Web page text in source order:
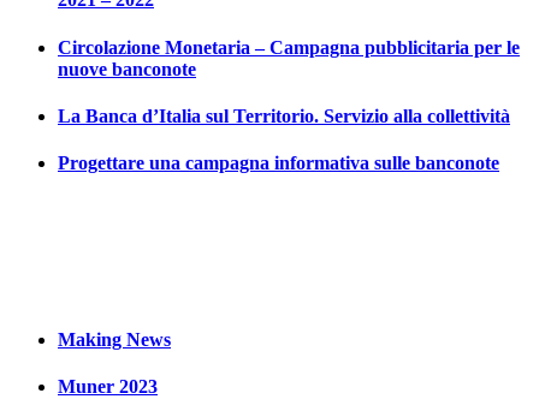
Circolazione Monetaria –Campagna pubblicitaria per le
nuove banconote
La Banca d’Italia sul Territorio. Servizio alla collettività
Progettare una campagna informativa sulle banconote
Making News
Muner 2023